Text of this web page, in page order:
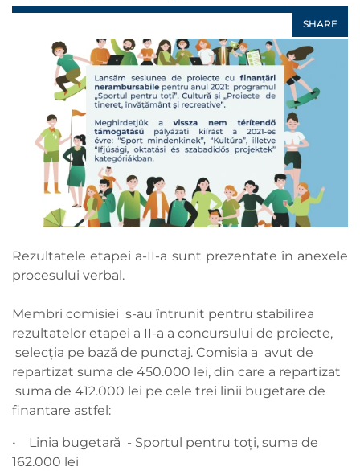
SHARE
Rezultatele etapei a-II-a sunt prezentate în anexele
procesului verbal.
Membri comisiei s-au întrunit pentru stabilirea
rezultatelor etapei a II-a a concursului de proiecte,
selecția pe bază de punctaj. Comisia a avut de
repartizat suma de 450.000 lei, din care a repartizat
suma de 412.000 lei pe cele trei linii bugetare de
finantare astfel:
• Linia bugetară - Sportul pentru toți, suma de
162.000 lei